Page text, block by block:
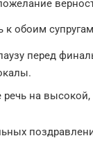
к обоим
перед
речь на